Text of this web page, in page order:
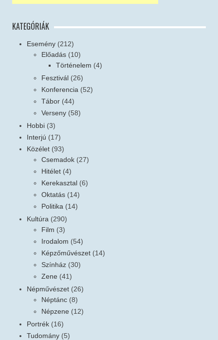
KATEGÓRIÁK
Esemény (212)
Előadás (10)
Történelem (4)
Fesztivál (26)
Konferencia (52)
Tábor (44)
Verseny (58)
Hobbi (3)
Interjú (17)
Közélet (93)
Csemadok (27)
Hitélet (4)
Kerekasztal (6)
Oktatás (14)
Politika (14)
Kultúra (290)
Film (3)
Irodalom (54)
Képzőművészet (14)
Színház (30)
Zene (41)
Népművészet (26)
Néptánc (8)
Népzene (12)
Portrék (16)
Tudomány (5)